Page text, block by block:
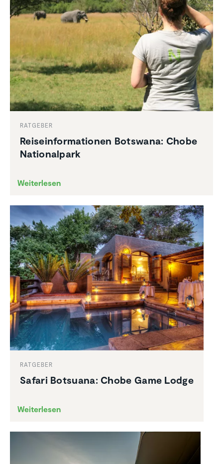
RATGEBER
Reise­infor­ma­tionen Botswana: Chobe
Natio­nal­park
Weiterlesen
RATGEBER
Safari Botsuana: Chobe Game Lodge
Weiterlesen